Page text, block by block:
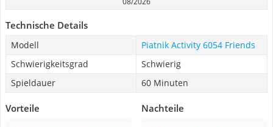
Technische Details
Modell
Piatnik Activity 6054 Friends
Schwierigkeitsgrad
Schwierig
Spieldauer
60 Minuten
Vorteile Nachteile